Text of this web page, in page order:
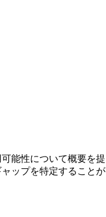
能性について概要を提
ップを特定することが